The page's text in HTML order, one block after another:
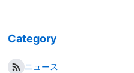
Category
ニュース